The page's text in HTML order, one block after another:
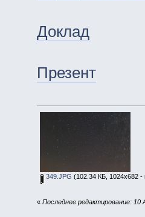
Доклад
Презент
349.JPG (102.34 КБ, 1024x682 -
« Последнее редактирование: 10